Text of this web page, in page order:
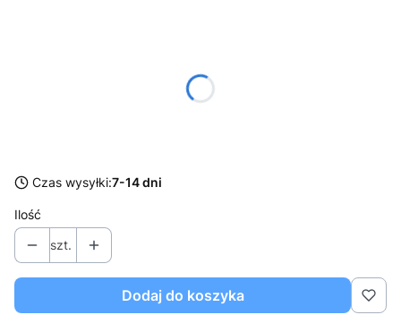
Czas wysyłki:7-14 dni
Ilość
szt.
Dodaj do koszyka